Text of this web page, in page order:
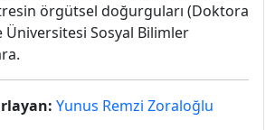
örgütsel doğurguları (Doktora
Üniversitesi Sosyal Bilimler
Yunus Remzi Zoraloğlu